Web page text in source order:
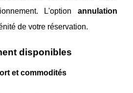
L'option annulation
de votre réservation.
disponibles
et commodités